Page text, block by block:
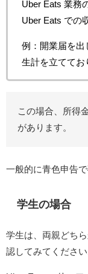
Uber Eats 業務
Uber Eats での
例：開業届を出
生計を立ててお
この場合、所得
があります。
一般的に青色申告
学生の場合
学生は、両親どち
認してみてください